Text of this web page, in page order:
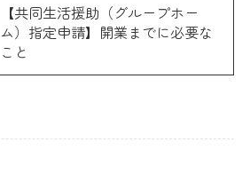
【共同生活援助（グループホー
ム）指定申請】開業までに必要な
こと